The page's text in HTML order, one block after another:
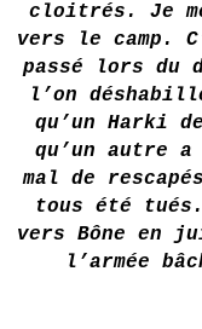
cloitrés. Je
vers le camp.
passé lors du
l’on
qu’un Harki
qu’un autre
mal de
tous été tués.
vers Bône en
l’armée